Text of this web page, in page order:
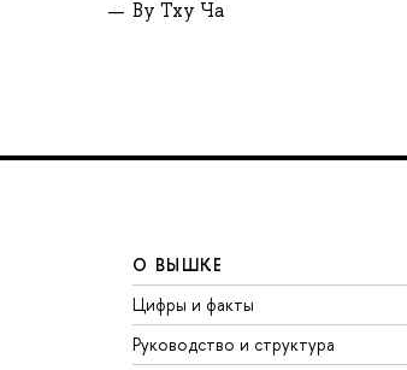
Ву Тху Ча
О ВЫШКЕ
Цифры и факты
Руководство и структура